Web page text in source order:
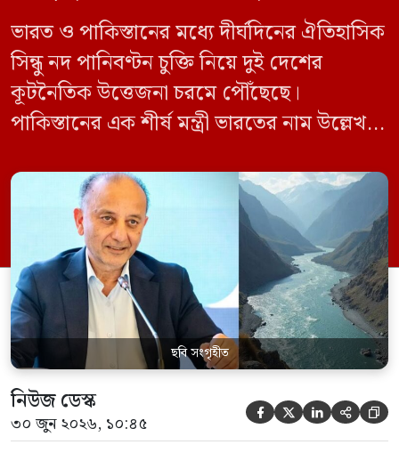
ভারত ও পাকিস্তানের মধ্যে দীর্ঘদিনের ঐতিহাসিক
সিন্ধু নদ পানিবণ্টন চুক্তি নিয়ে দুই দেশের
কূটনৈতিক উত্তেজনা চরমে পৌঁছেছে।
পাকিস্তানের এক শীর্ষ মন্ত্রী ভারতের নাম উল্লেখ না
পানির ওপর কেউ হাত দিলে সেই হাত কেটে
ফেলা হবে। ভারতের কেন্দ্রীয় জলসম্পদ মন্ত্রী সি
আর পাতিল কর্তৃক আগামী দেড় থেকে দুই বছরের
[…]
ছবি সংগৃহীত
নিউজ ডেস্ক
৩০ জুন ২০২৬, ১০:৪৫     